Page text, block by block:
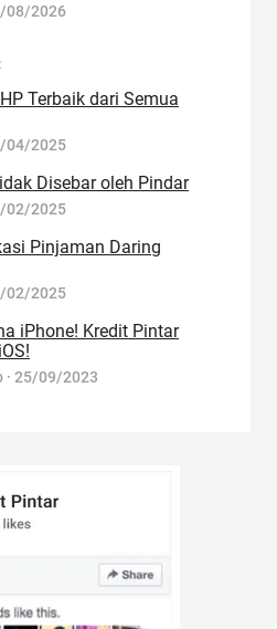
08/2026
Terbaik dari Semua
04/2025
Disebar oleh Pindar
02/2025
Pinjaman Daring
02/2025
iPhone! Kredit Pintar
· 25/09/2023